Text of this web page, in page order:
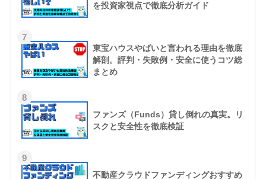
を投資家視点で徹底分析ガイド
7
東宝ハウスやばいと言われる理由を徹底
解剖。評判・失敗例・安全に使うコツ総
まとめ
8
ファンズ（Funds）貸し倒れの真実。リ
スクと安全性を徹底検証
9
不動産クラウドファンディングおすすめ